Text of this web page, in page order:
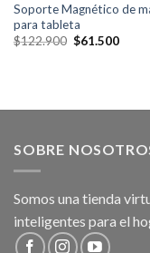
Soporte Magnético de
para tableta
$122.900 Original
$61.500
SOBRE
Somos una tienda
inteligentes para el